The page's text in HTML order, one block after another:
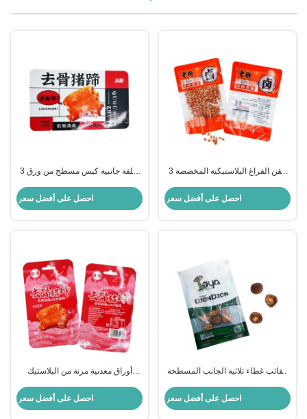
3 أغلفة جانبية كيس مسطح من ورق
الدجاج اللحم البقري طعام الأسماك
احصل على أفضل سعر
حقن الفراغ البلاستيكية المخصصة 3
للفول السوداني وجبات خفيفة الغذاء
الجاف التعبئة
احصل على أفضل سعر
أوراق معدنية مرنة من البلاستيك
أكياس أغلفة كيس للتخزين من اللحوم
احصل على أفضل سعر
حقائب غطاء ثلاثية الجانب المسطحة
لتخزين التوابل
احصل على أفضل سعر